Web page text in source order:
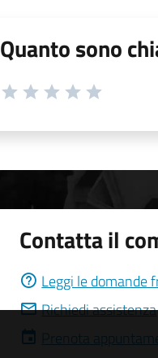
Quanto sono
Contatta il
Leggi le domande
Richiedi assistenza
Prenota